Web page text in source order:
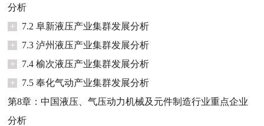
分析
+
7.2 阜新液压产业集群发展分析
+
7.3 泸州液压产业集群发展分析
+
7.4 榆次液压产业集群发展分析
+
7.5 奉化气动产业集群发展分析
第8章：中国液压、气压动力机械及元件制造行业重点企业
分析